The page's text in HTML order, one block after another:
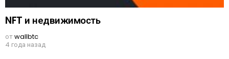
NFT и недвижимость
отwallbtc
4 года назад